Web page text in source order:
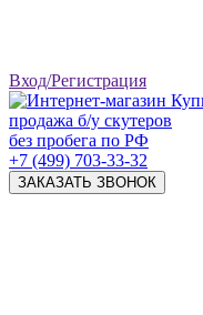
Вход/Регистрация
продажа б/у скутеров
без пробега по РФ
+7 (499) 703-33-32
ЗАКАЗАТЬ ЗВОНОК